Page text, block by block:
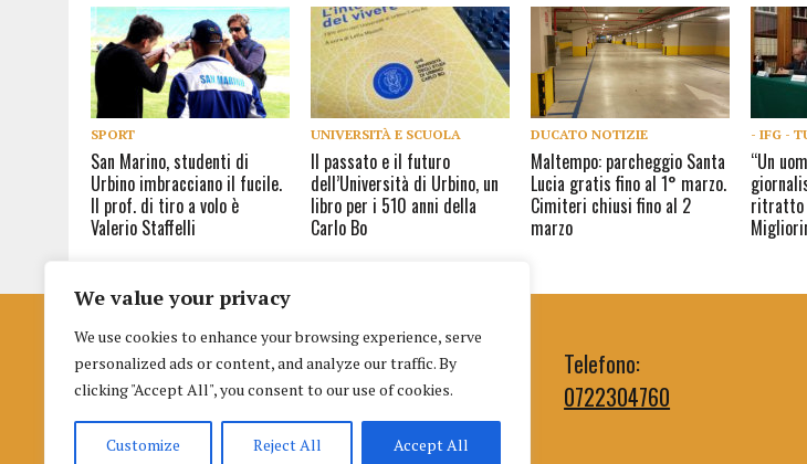
We value your privacy
We use cookies to enhance your browsing experience, serve
personalized ads or content, and analyze our traffic. By
clicking "Accept All", you consent to our use of cookies.
Customize Reject All Accept All
SPORT
San Marino, studenti di
Urbino imbracciano il fucile.
Il prof. di tiro a volo è
Valerio Staffelli
UNIVERSITÀ E SCUOLA
Il passato e il futuro
dell’Università di Urbino, un
libro per i 510 anni della
Carlo Bo
DUCATO NOTIZIE
Maltempo: parcheggio Santa
Lucia gratis fino al 1° marzo.
Cimiteri chiusi fino al 2
marzo
- IFG -
“Un
ritratto
Istituto per la Formazione al Giornalismo
di Urbino
Palazzo nuovo Albani
Piazza della Repubblica 3 (terzo piano), 61029, Urbino
Telefono:
0722304760